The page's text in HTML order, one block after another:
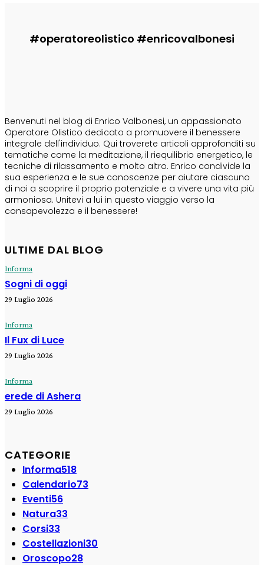
#operatoreolistico #enricovalbonesi
Benvenuti nel blog di Enrico Valbonesi, un appassionato
Operatore Olistico dedicato a promuovere il benessere
integrale dell'individuo. Qui troverete articoli approfonditi su
tematiche come la meditazione, il riequilibrio energetico, le
tecniche di rilassamento e molto altro. Enrico condivide la
sua esperienza e le sue conoscenze per aiutare ciascuno
di noi a scoprire il proprio potenziale e a vivere una vita più
armoniosa. Unitevi a lui in questo viaggio verso la
consapevolezza e il benessere!
ULTIME DAL BLOG
Informa
Sogni di oggi
29 Luglio 2026
Informa
Il Fux di Luce
29 Luglio 2026
Informa
erede di Ashera
29 Luglio 2026
CATEGORIE
Informa518
Calendario73
Eventi56
Natura33
Corsi33
Costellazioni30
Oroscopo28